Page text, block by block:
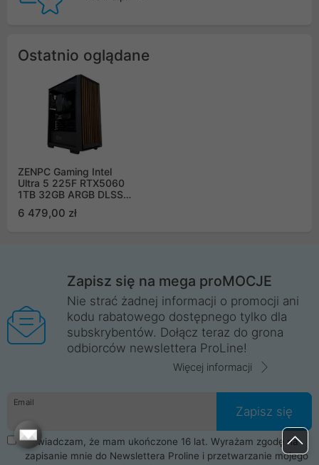
Ostatnio oglądane
ZENPC Gaming Intel
Ultra 5 225F RTX5060
1TB 32GB ARGB DLSS
6 479,00 zł
Zapisz się na mega proMOCJE
Nie strać żadnej informacji o promocji ani
kodu rabatowego dostępnego tylko dla
subskrybentów. Dołącz teraz do grona
odbiorców newslettera ProLine!
Więcej informacji
Email
Zapisz się
Oświadczam, że mam ukończone 16 lat. Wyrażam zgodę na
zapisanie mnie do Newslettera Proline i przetwarzanie mojego